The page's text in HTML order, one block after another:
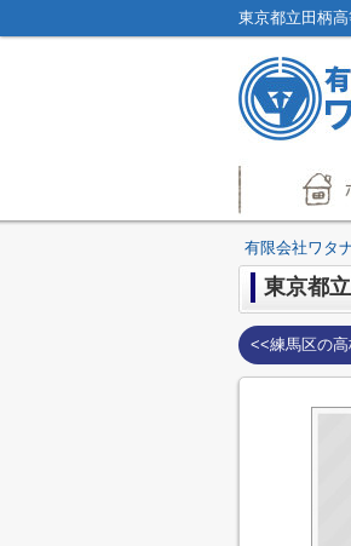
東京都立田柄
有限会社ワタ
東京都
<<練馬区の